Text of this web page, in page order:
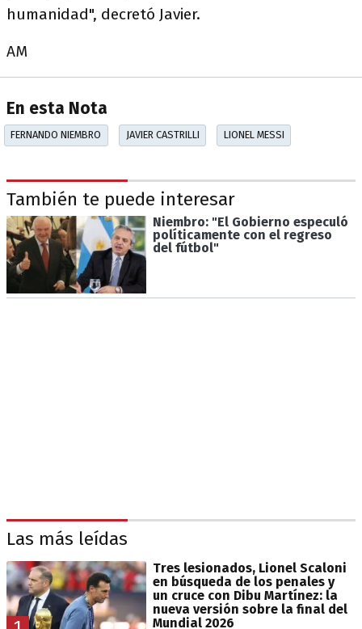
humanidad", decretó Javier.
AM
En esta Nota
FERNANDO NIEMBRO JAVIER CASTRILLI LIONEL MESSI
También te puede interesar
Niembro: "El Gobierno especuló
políticamente con el regreso
del fútbol"
Las más leídas
Tres lesionados, Lionel Scaloni
en búsqueda de los penales y
un cruce con Dibu Martínez: la
nueva versión sobre la final del
Mundial 2026